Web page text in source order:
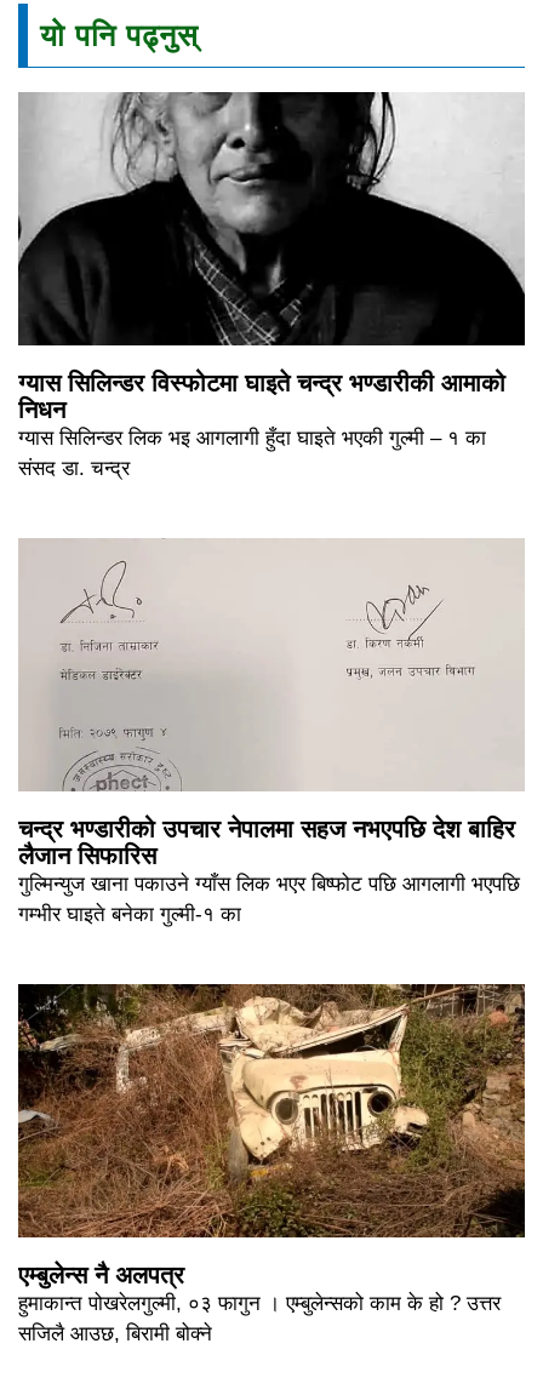
यो पनि पढ्नुस्
ग्यास सिलिन्डर विस्फोटमा घाइते चन्द्र भण्डारीकी आमाको
निधन
ग्यास सिलिन्डर लिक भइ आगलागी हुँदा घाइते भएकी गुल्मी – १ का
संसद डा. चन्द्र
चन्द्र भण्डारीको उपचार नेपालमा सहज नभएपछि देश बाहिर
लैजान सिफारिस
गुल्मिन्युज खाना पकाउने ग्याँस लिक भएर बिष्फोट पछि आगलागी भएपछि
गम्भीर घाइते बनेका गुल्मी-१ का
एम्बुलेन्स नै अलपत्र
हुमाकान्त पोखरेलगुल्मी, ०३ फागुन । एम्बुलेन्सको काम के हो ? उत्तर
सजिलै आउछ, बिरामी बोक्ने